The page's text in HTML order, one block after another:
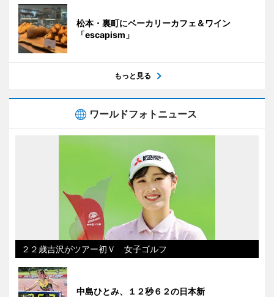
松本・裏町にベーカリーカフェ＆ワイン
「escapism」
もっと見る
ワールドフォトニュース
２２歳吉沢がツアー初Ｖ 女子ゴルフ
中島ひとみ、１２秒６２の日本新